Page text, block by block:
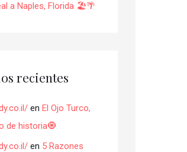
a Naples, Florida 🏖️🌴
recientes
en El Ojo Turco,
de historia🧿
en 5 Razones